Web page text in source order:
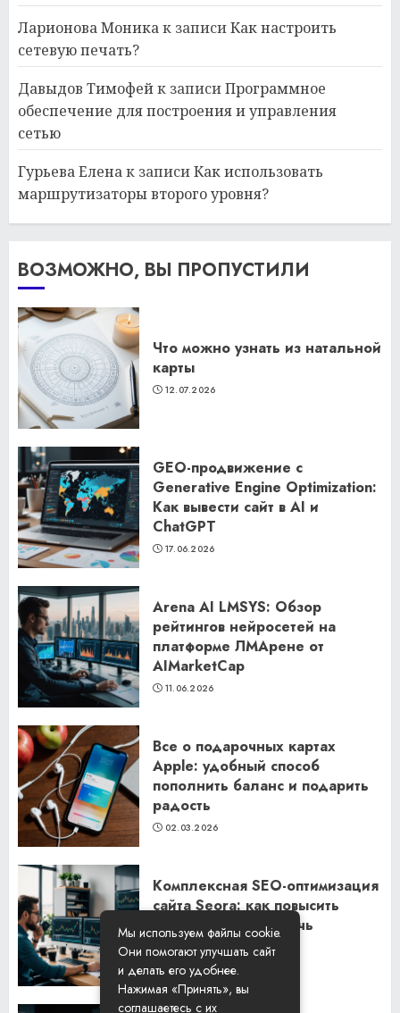
Ларионова Моникак записиКак настроить
сетевую печать?
Давыдов Тимофейк записиПрограммное
обеспечение для построения и управления
сетью
Гурьева Еленак записиКак использовать
маршрутизаторы второго уровня?
ВОЗМОЖНО, ВЫ ПРОПУСТИЛИ
Что можно узнать из натальной
карты
12.07.2026
GEO-продвижение с
Generative Engine Optimization:
Как вывести сайт в AI и
ChatGPT
17.06.2026
Arena AI LMSYS: Обзор
рейтингов нейросетей на
платформе ЛМАрене от
AIMarketCap
11.06.2026
Все о подарочных картах
Apple: удобный способ
пополнить баланс и подарить
радость
02.03.2026
Комплексная SEO-оптимизация
сайта Seora: как повысить
видимость и привлечь
клиентов
06.02.2026
Мы используем файлы cookie.
Они помогают улучшать сайт
и делать его удобнее.
Нажимая «Принять», вы
соглашаетесь с их